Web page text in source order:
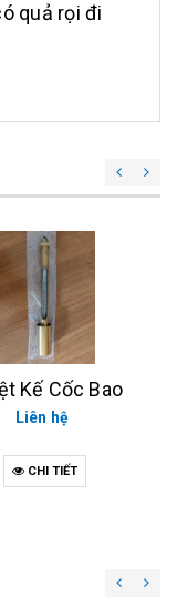
quả rọi đi
Kế Cốc Bao
Liên hệ
CHI TIẾT